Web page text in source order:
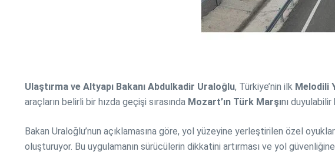
Ulaştırma ve Altyapı Bakanı Abdulkadir Uraloğlu, Türkiye’nin ilk Melodili
araçların belirli bir hızda geçişi sırasında Mozart’ın Türk Marşını
Bakan Uraloğlu’nun açıklamasına göre, yol yüzeyine yerleştirilen özel
oluşturuyor. Bu uygulamanın sürücülerin dikkatini artırması ve yol